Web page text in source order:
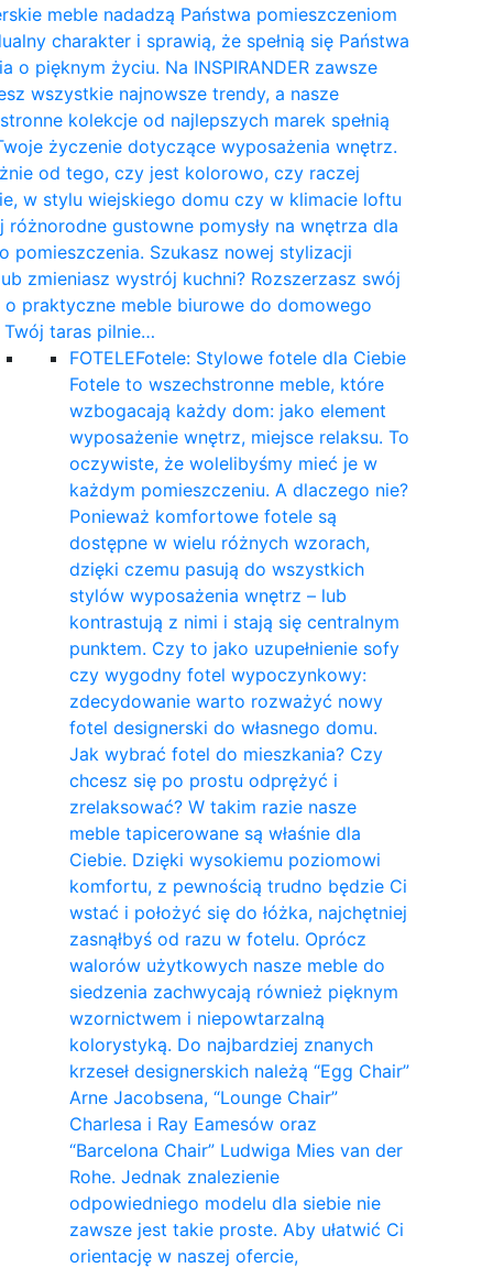
meble nadadzą Państwa pomieszczeniom
charakter i sprawią, że spełnią się Państwa
o pięknym życiu. Na INSPIRANDER zawsze
wszystkie najnowsze trendy, a nasze
kolekcje od najlepszych marek spełnią
życzenie dotyczące wyposażenia wnętrz.
od tego, czy jest kolorowo, czy raczej
w stylu wiejskiego domu czy w klimacie loftu
różnorodne gustowne pomysły na wnętrza dla
pomieszczenia. Szukasz nowej stylizacji
zmieniasz wystrój kuchni? Rozszerzasz swój
o praktyczne meble biurowe do domowego
Twój taras pilnie…
FOTELEFotele: Stylowe fotele dla Ciebie
Fotele to wszechstronne meble, które
wzbogacają każdy dom: jako element
wyposażenie wnętrz, miejsce relaksu. To
oczywiste, że wolelibyśmy mieć je w
każdym pomieszczeniu. A dlaczego nie?
Ponieważ komfortowe fotele są
dostępne w wielu różnych wzorach,
dzięki czemu pasują do wszystkich
stylów wyposażenia wnętrz – lub
kontrastują z nimi i stają się centralnym
punktem. Czy to jako uzupełnienie sofy
czy wygodny fotel wypoczynkowy:
zdecydowanie warto rozważyć nowy
fotel designerski do własnego domu.
Jak wybrać fotel do mieszkania? Czy
chcesz się po prostu odprężyć i
zrelaksować? W takim razie nasze
meble tapicerowane są właśnie dla
Ciebie. Dzięki wysokiemu poziomowi
komfortu, z pewnością trudno będzie Ci
wstać i położyć się do łóżka, najchętniej
zasnąłbyś od razu w fotelu. Oprócz
walorów użytkowych nasze meble do
siedzenia zachwycają również pięknym
wzornictwem i niepowtarzalną
kolorystyką. Do najbardziej znanych
krzeseł designerskich należą “Egg Chair”
Arne Jacobsena, “Lounge Chair”
Charlesa i Ray Eamesów oraz
“Barcelona Chair” Ludwiga Mies van der
Rohe. Jednak znalezienie
odpowiedniego modelu dla siebie nie
zawsze jest takie proste. Aby ułatwić Ci
orientację w naszej ofercie,